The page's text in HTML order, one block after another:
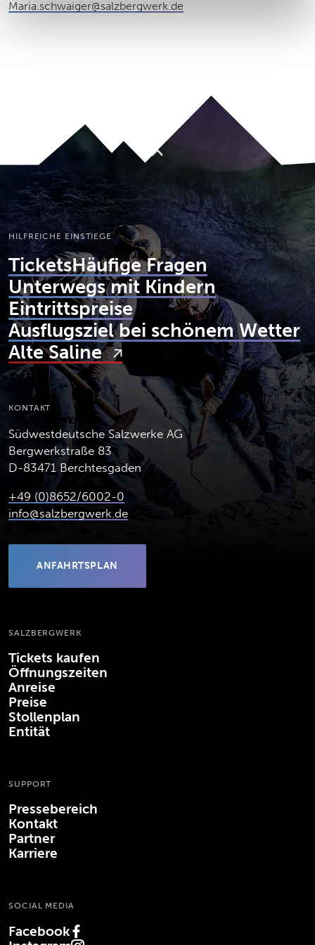
Maria.schwaiger@salzbergwerk.de
Nach oben
HILFREICHE EINSTIEGE
TicketsHäufige Fragen
Unterwegs mit Kindern
Eintrittspreise
Ausflugsziel bei schönem Wetter
Alte Saline
KONTAKT
Südwestdeutsche Salzwerke AG
Bergwerkstraße 83
D-83471 Berchtesgaden
+49 (0)8652/6002-0
info@salzbergwerk.de
ANFAHRTSPLAN
(ÖFFNET IN NEUEM TAB)
SALZBERGWERK
Tickets kaufen
Öffnungszeiten
Anreise
Preise
Stollenplan
Entität
SUPPORT
Pressebereich
Kontakt
Partner
Karriere
SOCIAL MEDIA
Facebook
(Öffnet in neuem Tab)